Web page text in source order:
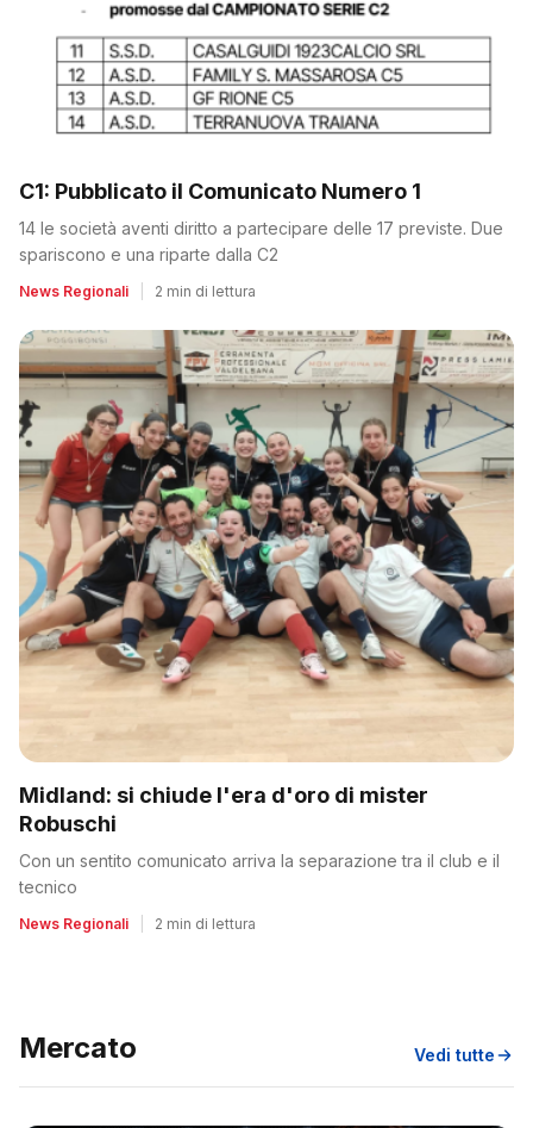
C1: Pubblicato il Comunicato Numero 1
14 le società aventi diritto a partecipare delle 17 previste. Due
spariscono e una riparte dalla C2
News Regionali 2 min di lettura
Midland: si chiude l'era d'oro di mister
Robuschi
Con un sentito comunicato arriva la separazione tra il club e il
tecnico
News Regionali 2 min di lettura
Mercato Vedi tutte